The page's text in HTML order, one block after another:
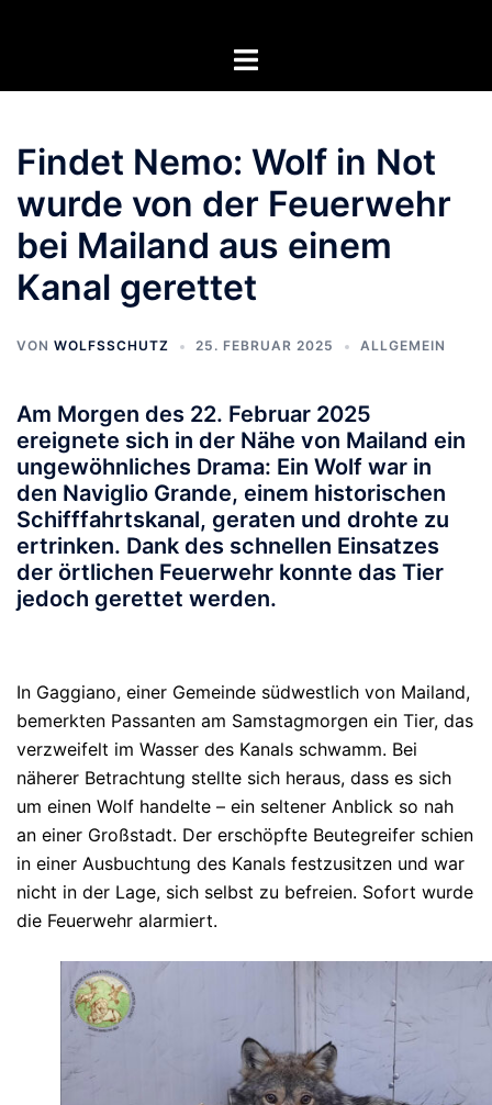
Menü
Findet Nemo: Wolf in Not
wurde von der Feuerwehr
bei Mailand aus einem
Kanal gerettet
VON WOLFSSCHUTZ 25. FEBRUAR 2025 ALLGEMEIN
Am Morgen des 22. Februar 2025
ereignete sich in der Nähe von Mailand ein
ungewöhnliches Drama: Ein Wolf war in
den Naviglio Grande, einem historischen
Schifffahrtskanal, geraten und drohte zu
ertrinken. Dank des schnellen Einsatzes
der örtlichen Feuerwehr konnte das Tier
jedoch gerettet werden.
In Gaggiano, einer Gemeinde südwestlich von Mailand,
bemerkten Passanten am Samstagmorgen ein Tier, das
verzweifelt im Wasser des Kanals schwamm. Bei
näherer Betrachtung stellte sich heraus, dass es sich
um einen Wolf handelte – ein seltener Anblick so nah
an einer Großstadt. Der erschöpfte Beutegreifer schien
in einer Ausbuchtung des Kanals festzusitzen und war
nicht in der Lage, sich selbst zu befreien. Sofort wurde
die Feuerwehr alarmiert.